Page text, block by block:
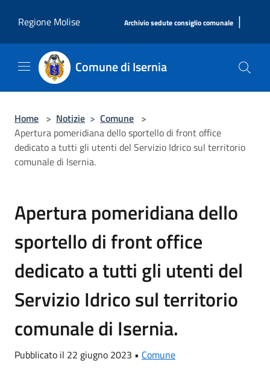
Regione Molise
Archivio sedute consiglio comunale |
Comune di Isernia
Home > Notizie > Comune >
Apertura pomeridiana dello sportello di front office
dedicato a tutti gli utenti del Servizio Idrico sul territorio
comunale di Isernia.
Apertura pomeridiana dello
sportello di front office
dedicato a tutti gli utenti del
Servizio Idrico sul territorio
comunale di Isernia.
Pubblicato il 22 giugno 2023 • Comune